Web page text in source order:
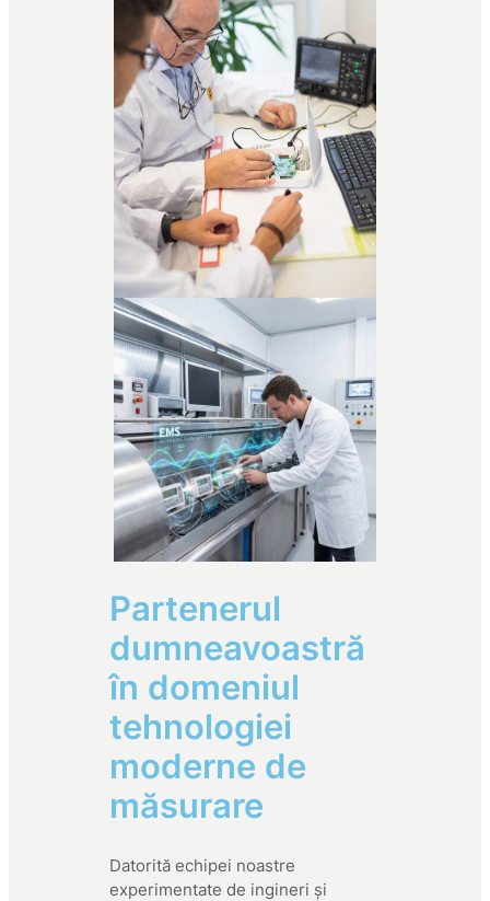
Partenerul
dumneavoastră
în domeniul
tehnologiei
moderne de
măsurare
Datorită echipei noastre
experimentate de ingineri și